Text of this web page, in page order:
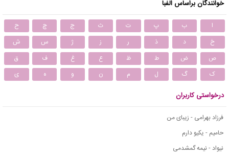
خوانندگان براساس الفبا
ا ب پ ت ث ج چ
ح
خ
د ذ ر ز ژ س
ش
ص
ض ط ظ ع غ ف
ق
ک
گ ل م ن و ه ی
درخواستی کاربران
فرزاد بهرامی - زیبای من
حامیم - یکیو دارم
نیواد - نیمه گمشدمی